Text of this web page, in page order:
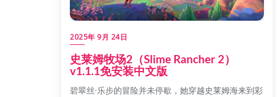
2025年 9月 24日
史莱姆牧场2（Slime Rancher 2）
v1.1.1免安装中文版
碧翠丝·乐步的冒险并未停歇，她穿越史莱姆海来到彩